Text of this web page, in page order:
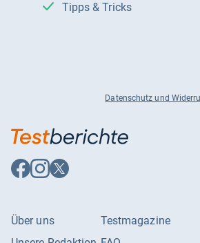
Tipps & Tricks
Datenschutz und
Auf
Facebook
Auf
Instagram
Auf
X
Über uns
Testmagazine